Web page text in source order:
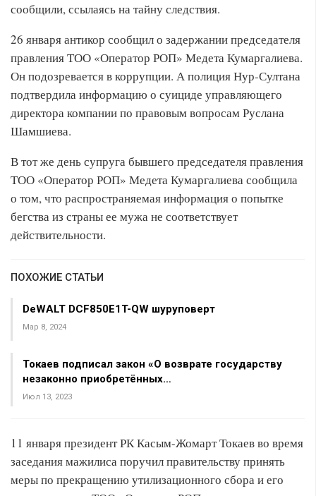
сообщили, ссылаясь на тайну следствия.
26 января антикор сообщил о задержании председателя
правления ТОО «Оператор РОП» Медета Кумаргалиева.
Он подозревается в коррупции. А полиция Нур-Султана
подтвердила информацию о суициде управляющего
директора компании по правовым вопросам Руслана
Шамшиева.
В тот же день супруга бывшего председателя правления
ТОО «Оператор РОП» Медета Кумаргалиева сообщила
о том, что распространяемая информация о попытке
бегства из страны ее мужа не соответствует
действительности.
ПОХОЖИЕ СТАТЬИ
DeWALT DCF850E1T-QW шуруповерт
Мар 8, 2024
Токаев подписал закон «О возврате государству
незаконно приобретённых…
Июл 13, 2023
11 января президент РК Касым-Жомарт Токаев во время
заседания мажилиса поручил правительству принять
меры по прекращению утилизационного сбора и его